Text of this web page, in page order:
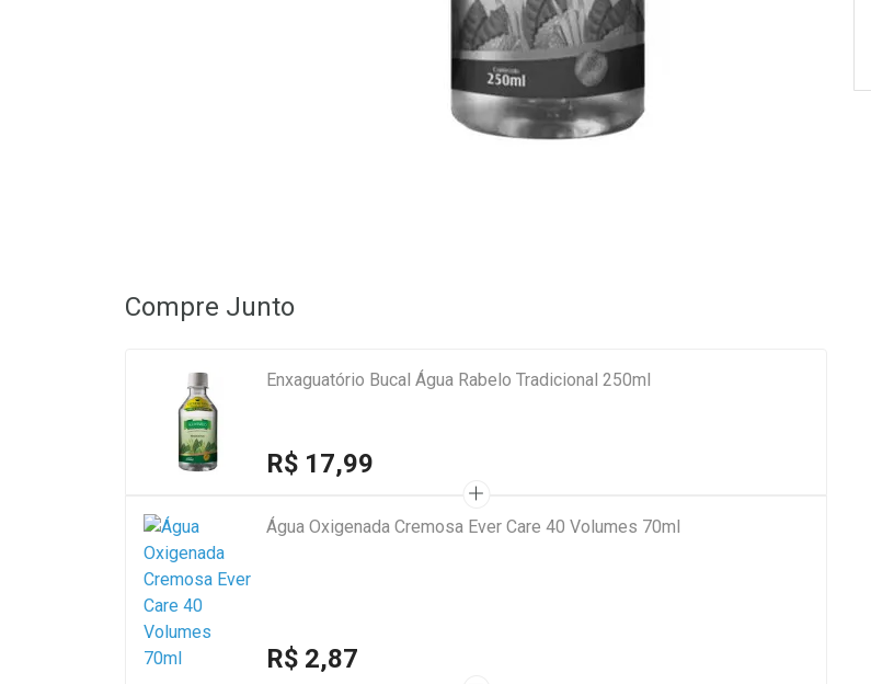
Compre Junto
Enxaguatório Bucal Água Rabelo Tradicional 250ml
R$ 17,99
Água Oxigenada Cremosa Ever Care 40 Volumes 70ml
R$ 2,87